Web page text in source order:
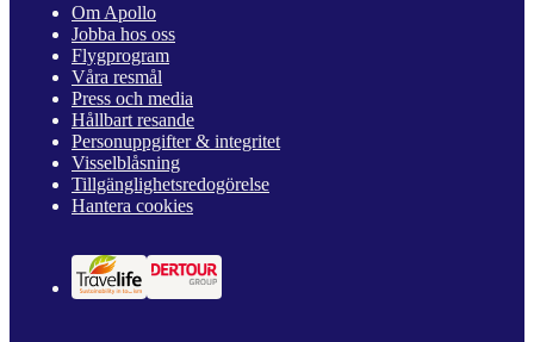
Om Apollo
Jobba hos oss
Flygprogram
Våra resmål
Press och media
Hållbart resande
Personuppgifter & integritet
Visselblåsning
Tillgänglighetsredogörelse
Hantera cookies